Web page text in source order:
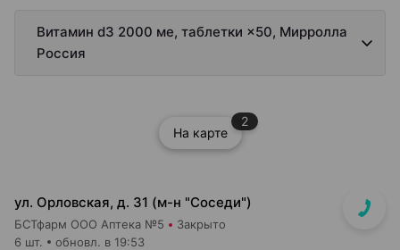
Витамин d3 2000 ме, таблетки ×50, Мирролла
Россия
На карте
2
ул. Орловская, д. 31 (м-н "Соседи")
БСТфарм ООО Аптека №5 Закрыто
6 шт. обновл. в 19:53